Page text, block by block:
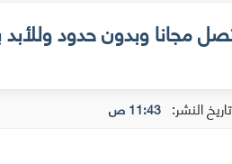
كيف تتصل مجانا وبدون حدود
تاريخ النشر: 11:43 ص